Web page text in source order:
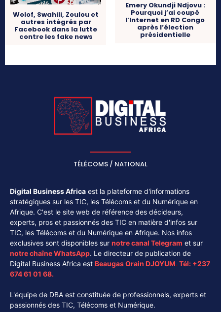
Wolof, Swahili, Zoulou et
autres intégrés par
Facebook dans la lutte
contre les fake news
Emery Okundji Ndjovu :
Pourquoi j’ai coupé
l’Internet en RD Congo
après l’élection
présidentielle
TÉLÉCOMS / NATIONAL
Digital Business Africa est la plateforme d'informations
stratégiques sur les TIC, les Télécoms et du Numérique en
Afrique. C'est le site web de référence des décideurs,
experts, pros et passionnés des TIC en matière d'infos sur
TIC, les Télécoms et du Numérique en Afrique. Nos infos
exclusives sont disponibles sur notre canal Telegram et sur
notre chaîneWhatsApp. Le directeur de publication de
Digital Business Africa est Beaugas Orain DJOYUM. Tél: +237
674 61 01 68.
L'équipe de DBA est constituée de professionnels, experts et
passionnés des TIC, Télécoms et Numérique.